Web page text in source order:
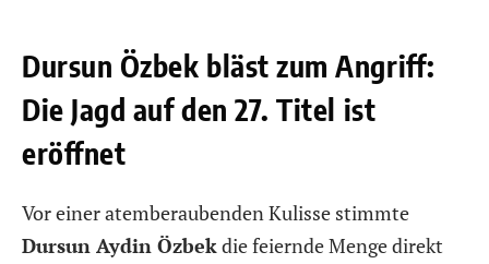
Dursun Özbek bläst zum Angriff:
Die Jagd auf den 27. Titel ist
eröffnet
Vor einer atemberaubenden Kulisse stimmte
Dursun Aydin Özbekdie feiernde Menge direkt